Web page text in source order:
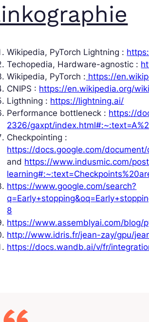
Wikipedia, PyTorch Lightning :
Techopedia, Hardware-agnostic :
Wikipedia, PyTorch : https://
CNIPS : https://en.wikipedia.org/
Ligthning : https://lightning.ai/
Performance bottleneck : https://
2326/gaxpt/
Checkpointing :
https://docs.google.com/document/
and https://www.indusmic.com/
https://www.google.com/search?
8
https://www.assemblyai.com/blog/
http://www.idris.fr/jean-zay/gpu/
https://docs.wandb.ai/v/fr/